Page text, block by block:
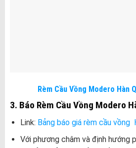
Rèm Cầu Vồng Modero Hàn
3. Báo Rèm Cầu Vồng Modero
Link: Bảng báo giá rèm cầu vồng
Với phương châm và định hướng